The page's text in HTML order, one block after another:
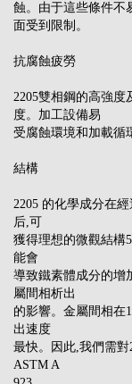
蝕。由于這些條件不
面受到限制。
抗腐蝕疲勞
2205雙相鋼的高強度
度。加工設備易
受腐蝕環境和加載循
結構
2205 的化學成分在經
后,可
獲得理想的微觀結構
能會
導致鐵素體成分的增
屬間相析出
的影響。金屬間相在
出速度
最快。因此,我們需
ASTM A